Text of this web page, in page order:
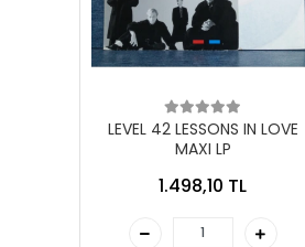
LEVEL 42 LESSONS IN LOVE
MAXI LP
1.498,10 TL